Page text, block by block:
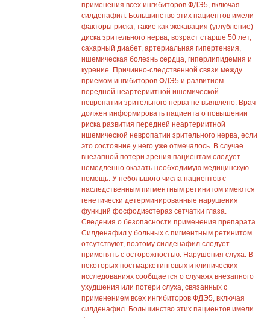
применения всех ингибиторов ФДЭ5, включая
силденафил. Большинство этих пациентов имели
факторы риска, такие как экскавация (углубление)
диска зрительного нерва, возраст старше 50 лет,
сахарный диабет, артериальная гипертензия,
ишемическая болезнь сердца, гиперлипидемия и
курение. Причинно-следственной связи между
приемом ингибиторов ФДЭ5 и развитием
передней неартериитной ишемической
невропатии зрительного нерва не выявлено. Врач
должен информировать пациента о повышении
риска развития передней неартериитной
ишемической невропатии зрительного нерва, если
это состояние у него уже отмечалось. В случае
внезапной потери зрения пациентам следует
немедленно оказать необходимую медицинскую
помощь. У небольшого числа пациентов с
наследственным пигментным ретинитом имеются
генетически детерминированные нарушения
функций фосфодиэстераз сетчатки глаза.
Сведения о безопасности применения препарата
Силденафил у больных с пигментным ретинитом
отсутствуют, поэтому силденафил следует
применять с осторожностью. Нарушения слуха: В
некоторых постмаркетинговых и клинических
исследованиях сообщается о случаях внезапного
ухудшения или потери слуха, связанных с
применением всех ингибиторов ФДЭ5, включая
силденафил. Большинство этих пациентов имели